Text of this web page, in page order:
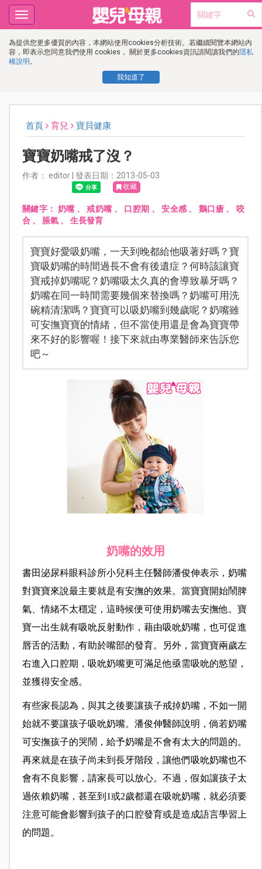
為提供您更多優質的內容，本網站使用cookies分析技術。若繼續閱覽本網站內
容，即表示您同意我們使用 cookies， 關於更多cookies資訊請閱讀我們的隱私
權說明 。
我知道了
Toggle
navigation
首頁 育兒 寶貝健康
寶寶奶嘴戒了沒？
作者： editor | 發表日期：2013-05-03
收藏
關鍵字： 奶嘴、戒奶嘴、 口腔期 、安全感 、鵝口瘡 、
咬
合、 脹氣、 生長發育
寶寶好愛吸奶嘴，一天到晚都給他吸著好嗎？寶
寶吸奶嘴的時間過長不會有後遺症？何時該讓寶
寶戒掉奶嘴呢？奶嘴吸太久真的會導致暴牙嗎？
奶嘴在同一時間需要幾個來替換嗎？奶嘴可用洗
碗精清潔嗎？寶寶可以吸奶嘴到幾歲呢？奶嘴雖
可安撫寶寶的情緒，但不當使用還是會為寶寶帶
來不好的影響喔！接下來就由專業醫師來告訴您
吧～
奶嘴的效用
書田泌尿科眼科診所小兒科主任醫師潘俊伸表示，奶嘴
對寶寶來說最主要就是有安撫的效果。當寶寶開始鬧脾
氣、情緒不太穩定，這時候便可使用奶嘴去安撫他。寶
寶一出生就有吸吮反射動作，藉由吸吮奶嘴，也可促進
唇舌的活動，有助於嘴部的發育。另外，當寶寶兩歲左
右進入口腔期，吸吮奶嘴更可滿足他亟需吸吮的慾望，
並獲得安全感。
有些家長認為，與其之後要讓孩子戒掉奶嘴，不如一開
始就不要讓孩子吸吮奶嘴。潘俊伸醫師說明，倘若奶嘴
可安撫孩子的哭鬧，給予奶嘴是不會有太大的問題的。
再來就是在孩子尚未到長牙階段，讓他們吸吮奶嘴也不
會有不良影響，請家長可以放心。不過，假如讓孩子太
過依賴奶嘴，甚至到1或2歲都還在吸吮奶嘴，就必須要
注意可能會影響到孩子的口腔發育或是造成語言學習上
的問題。